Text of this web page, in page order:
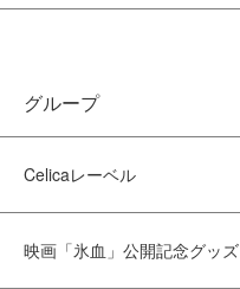
グループ
Celicaレーベル
映画「氷血」公開記念グッズ